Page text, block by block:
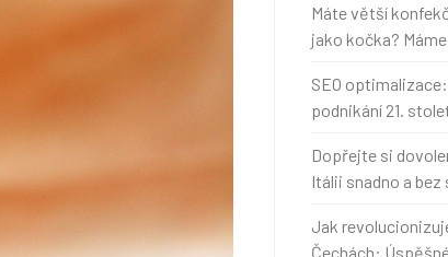
Máte větší
jako kočka?
SEO
podnikání 21.
Dopřejte si
Itálii snadno a
Jak
Čechách: